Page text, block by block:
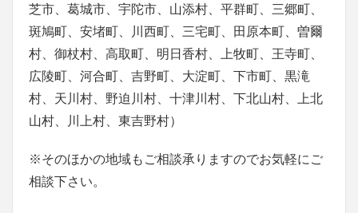
芝市、葛城市、宇陀市、山添村、平群町、三郷町、
斑鳩町、安堵町、川西町、三宅町、田原本町、曽爾
村、御杖村、高取町、明日香村、上牧町、王寺町、
広陵町、河合町、吉野町、大淀町、下市町、黒滝
村、天川村、野迫川村、十津川村、下北山村、上北
山村、川上村、東吉野村）
※そのほかの地域もご相談承りますのでお気軽にご
相談下さい。